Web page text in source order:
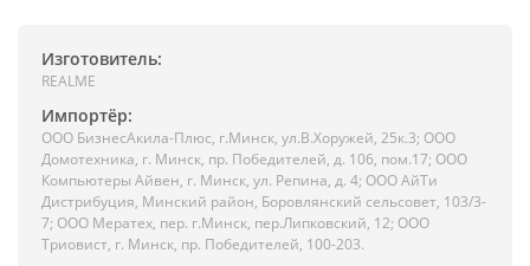
Изготовитель:
REALME
Импортёр:
ООО БизнесАкила-Плюc, г.Минск, ул.В.Хоружей, 25к.3; ООО
Домотехника, г. Минск, пр. Победителей, д. 106, пом.17; ООО
Компьютеры Айвен, г. Минск, ул. Репина, д. 4; ООО АйТи
Дистрибуция, Минский район, Боровлянский сельсовет, 103/3-
7; ООО Мератех, пер. г.Минск, пер.Липковский, 12; ООО
Триовист, г. Минск, пр. Победителей, 100-203.